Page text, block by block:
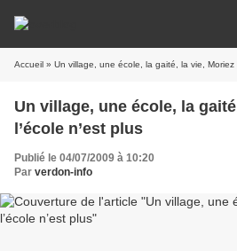
Accueil » Un village, une école, la gaité, la vie, Moriez
Un village, une école, la
l’école n’est plus
Publié le 04/07/2009 à 10:20
Par verdon-info